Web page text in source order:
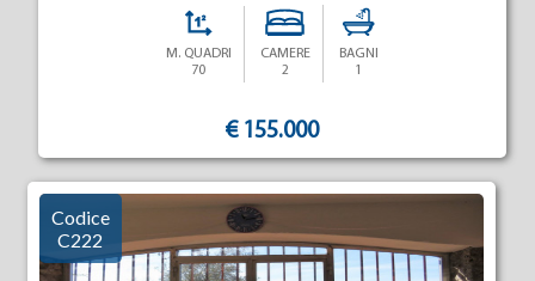
M. QUADRI
70
CAMERE
2
BAGNI
1
€ 155.000
Codice
C222